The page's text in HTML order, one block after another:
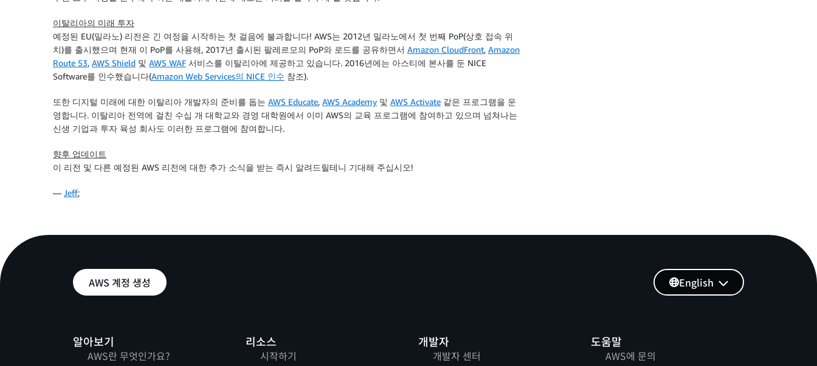
이탈리아의 미래 투자
예정된 EU(밀라노) 리전은 긴 여정을 시작하는 첫 걸음에 불과합니다! AWS는 2012년 밀라노에서 첫 번째 PoP(상호 접속 위
치)를 출시했으며 현재 이 PoP를 사용해, 2017년 출시된 팔레르모의 PoP와 로드를 공유하면서 Amazon CloudFront, Amazon
Route 53, AWS Shield 및 AWS WAF 서비스를 이탈리아에 제공하고 있습니다. 2016년에는 아스티에 본사를 둔 NICE
Software를 인수했습니다(Amazon Web Services의 NICE 인수 참조).
또한 디지털 미래에 대한 이탈리아 개발자의 준비를 돕는 AWS Educate, AWS Academy 및 AWS Activate 같은 프로그램을 운
영합니다. 이탈리아 전역에 걸친 수십 개 대학교와 경영 대학원에서 이미 AWS의 교육 프로그램에 참여하고 있으며 넘쳐나는
신생 기업과 투자 육성 회사도 이러한 프로그램에 참여합니다.
향후 업데이트
이 리전 및 다른 예정된 AWS 리전에 대한 추가 소식을 받는 즉시 알려드릴테니 기대해 주십시오!
— Jeff;
AWS 계정 생성
알아보기
AWS란 무엇인가요?
리소스
시작하기
개발자
개발자 센터
도움말
AWS에 문의
English